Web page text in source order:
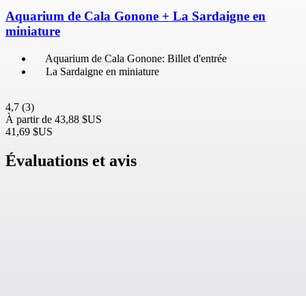
Aquarium de Cala Gonone + La Sardaigne en
miniature
Aquarium de Cala Gonone: Billet d'entrée
La Sardaigne en miniature
4,7 (3)
À partir de 43,88 $US
41,69 $US
Évaluations et avis